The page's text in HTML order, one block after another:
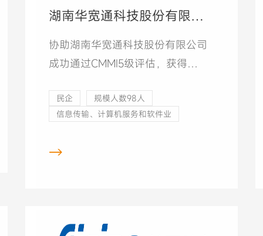
湖南华宽通科技股份有限公
协助湖南华宽通科技股份有限公司
成功通过CMMI5级评估，获得
民企
规模人数98人
信息传输、计算机服务和软件业
→